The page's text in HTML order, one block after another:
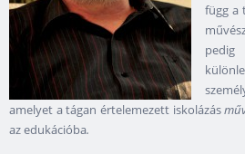
függ a
pedig
amelyet a tágan értelemezett iskolázás
az edukációba.